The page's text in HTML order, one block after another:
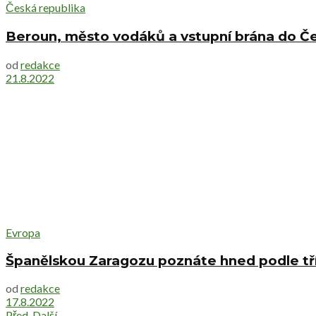
Česká republika
Beroun, město vodáků a vstupní brána do
od redakce
21.8.2022
Evropa
Španělskou Zaragozu poznáte hned podle
od redakce
17.8.2022